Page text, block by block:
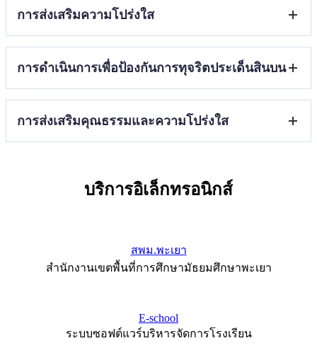
ปีงบประมาณ พ.ศ.2568
ประมวลจริยธรรมและการขับเคลื่อนจริยธรรม
การส่งเสริมความโปร่งใส
ชอบ
การดำเนินการเพื่อป้องกันการทุจริตประเด็นสินบน
No gift Policy จากการปฏิบัติหน้าที่
การส่งเสริมคุณธรรมและความโปร่งใส
บริการอิเล็กทรอนิกส์
สพม.พะเยา
สำนักงานเขตพื้นที่การศึกษามัธยมศึกษาพะเยา
E-school
ระบบซอฟต์แวร์บริหารจัดการโรงเรียน